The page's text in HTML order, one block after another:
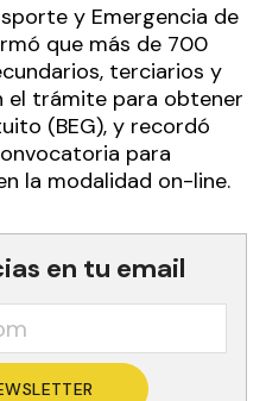
y Emergencia de
que más de 700
terciarios y
el trámite para obtener
(BEG), y recordó
para
la modalidad on-line.
en tu email